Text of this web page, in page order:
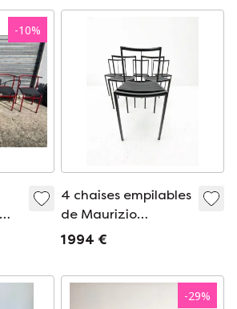
de luxe
-10%
4 chaises empilables
de Maurizio
Peregalli pour Zeus
1 994 €
-29%